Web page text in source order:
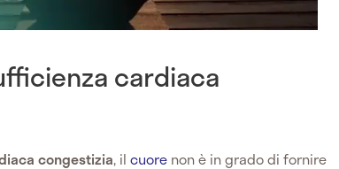
cardiaca
congestizia, il cuore non è in grado di fornire